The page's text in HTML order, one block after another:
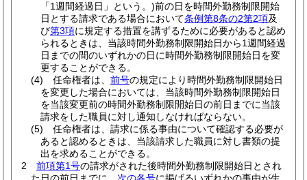
「1週間経過日」という。)前の日を時間外勤務制限開始
日とする請求である場合において条例第8条の2第2項及
び第3項に規定する措置を講ずるために必要があると認め
られるときは、当該時間外勤務制限開始日から1週間経過
日までの間のいずれかの日に時間外勤務制限開始日を変
更することができる。
(4)
任命権者は、 前号の規定により時間外勤務制限開始日
を変更した場合においては、当該時間外勤務制限開始日
を当該変更前の時間外勤務制限開始日の前日までに当該
請求をした職員に対し通知しなければならない。
(5)
任命権者は、請求に係る事由について確認する必要が
あると認めるときは、当該請求した職員に対し書類の提
出を求めることができる。
2
前項第1号の請求がされた後時間外勤務制限開始日とされ